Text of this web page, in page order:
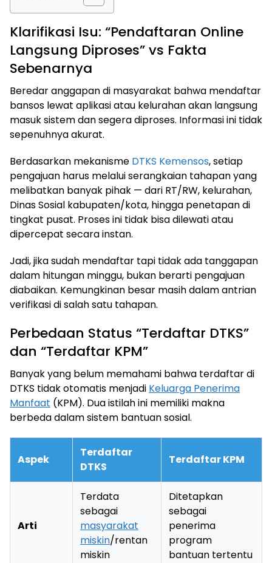
Klarifikasi Isu: “Pendaftaran Online
Langsung Diproses” vs Fakta
Sebenarnya
Beredar anggapan di masyarakat bahwa mendaftar
bansos lewat aplikasi atau kelurahan akan langsung
masuk sistem dan segera diproses. Informasi ini tidak
sepenuhnya akurat.
Berdasarkan mekanisme DTKS Kemensos, setiap
pengajuan harus melalui serangkaian tahapan yang
melibatkan banyak pihak — dari RT/RW, kelurahan,
Dinas Sosial kabupaten/kota, hingga penetapan di
tingkat pusat. Proses ini tidak bisa dilewati atau
dipercepat secara instan.
Jadi, jika sudah mendaftar tapi tidak ada tanggapan
dalam hitungan minggu, bukan berarti pengajuan
diabaikan. Kemungkinan besar masih dalam antrian
verifikasi di salah satu tahapan.
Perbedaan Status “Terdaftar DTKS”
dan “Terdaftar KPM”
Banyak yang belum memahami bahwa terdaftar di
DTKS tidak otomatis menjadi Keluarga Penerima
Manfaat (KPM). Dua istilah ini memiliki makna
berbeda dalam sistem bantuan sosial.
Aspek
Terdaftar
DTKS
Terdaftar KPM
Arti
Terdata
sebagai
masyarakat
miskin/rentan
miskin
Ditetapkan
sebagai
penerima
program
bantuan tertentu